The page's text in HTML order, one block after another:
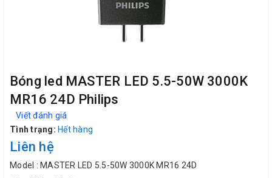
Bóng led MASTER LED 5.5-50W 3000K
MR16 24D Philips
Viết đánh giá
Tình trạng: Hết hàng
Liên hệ
Model : MASTER LED 5.5-50W 3000K MR16 24D